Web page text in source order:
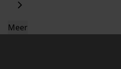
Meer